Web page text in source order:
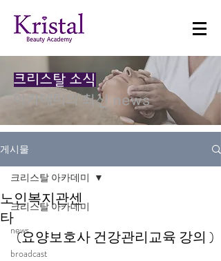
크리스탈 소식
​아카데미의 최신 news
게시물
크리스탈 아카데미
news
broadcast
크리스탈 아카데미
노인복지관센
타
(요양보호사 건강관리교육 강의 )